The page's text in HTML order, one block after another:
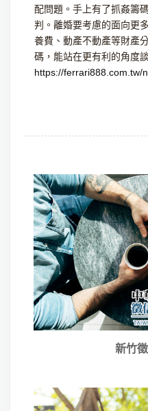
配問題。手上有了抓姦籌
判。離婚要考慮的面向更
養費、動產不動產等財產
碼，能站在更有利的角度
https://ferrari888.com.tw/
新竹